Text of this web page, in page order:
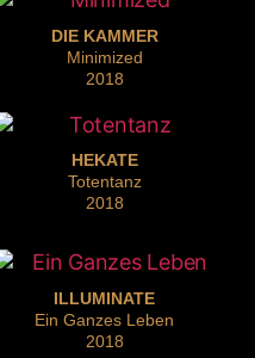
DIE KAMMER
Minimized
2018
HEKATE
Totentanz
2018
ILLUMINATE
Ein Ganzes Leben
2018